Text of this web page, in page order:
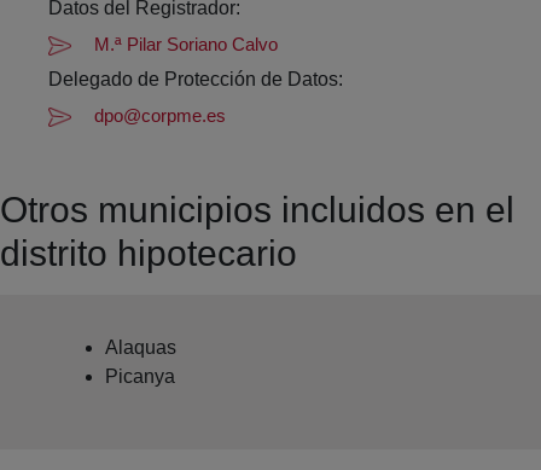
Datos del Registrador:
M.ª Pilar Soriano Calvo
Delegado de Protección de Datos:
dpo@corpme.es
Otros municipios incluidos en el
distrito hipotecario
Alaquas
Picanya